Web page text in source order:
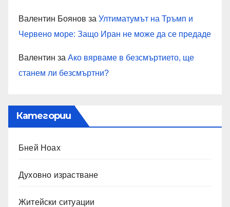
Валентин Боянов за Ултиматумът на Тръмп и
Червено море: Защо Иран не може да се предаде
Валентин за Ако вярваме в безсмъртието, ще
станем ли безсмъртни?
Категории
Бней Ноах
Духовно израстване
Житейски ситуации